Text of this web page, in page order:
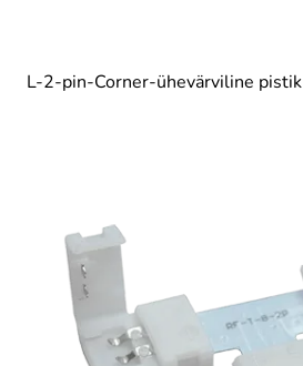
L-2-pin-Corner-ühevärviline pistik